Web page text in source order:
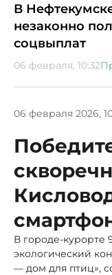
В
незаконно
соцвыплат
06 февраля, 10:32
06 февраля 2026,
В городе-курорте
экологический
— дом для птиц»,